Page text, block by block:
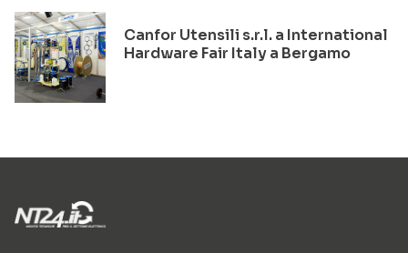
Canfor Utensili s.r.l. a International
Hardware Fair Italy a Bergamo